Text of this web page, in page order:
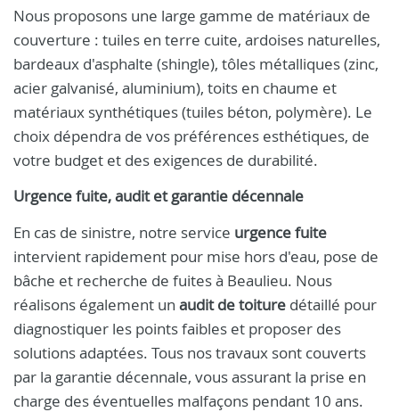
Nous proposons une large gamme de matériaux de
couverture : tuiles en terre cuite, ardoises naturelles,
bardeaux d'asphalte (shingle), tôles métalliques (zinc,
acier galvanisé, aluminium), toits en chaume et
matériaux synthétiques (tuiles béton, polymère). Le
choix dépendra de vos préférences esthétiques, de
votre budget et des exigences de durabilité.
Urgence fuite, audit et garantie décennale
En cas de sinistre, notre service urgence fuite
intervient rapidement pour mise hors d'eau, pose de
bâche et recherche de fuites à Beaulieu. Nous
réalisons également un audit de toiture détaillé pour
diagnostiquer les points faibles et proposer des
solutions adaptées. Tous nos travaux sont couverts
par la garantie décennale, vous assurant la prise en
charge des éventuelles malfaçons pendant 10 ans.